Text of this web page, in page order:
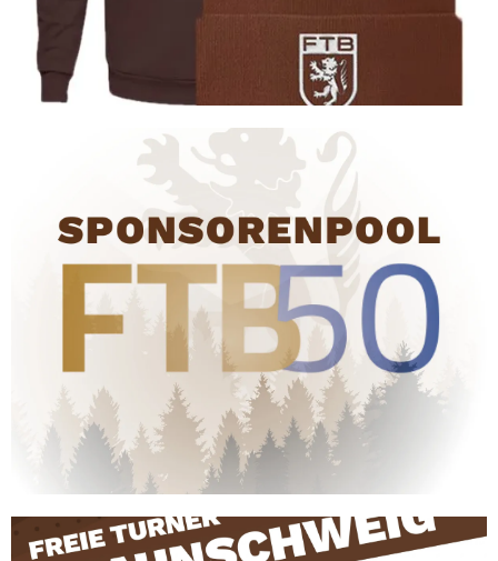
SPONSOREN-
POOL